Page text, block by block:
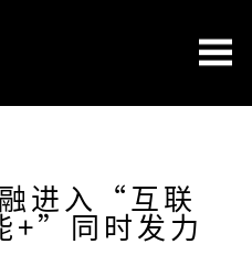
进入“互联
同时发力